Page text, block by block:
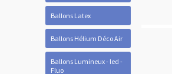
Ballons Latex
Ballons Hélium Déco Air
Ballons Lumineux - led -
Fluo